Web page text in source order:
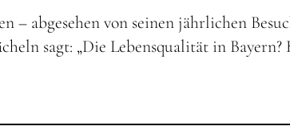
– abgesehen von seinen jährlichen
sagt: „Die Lebensqualität in